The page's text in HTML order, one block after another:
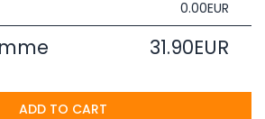
0.00EUR
31.90EUR
ADD TO CART